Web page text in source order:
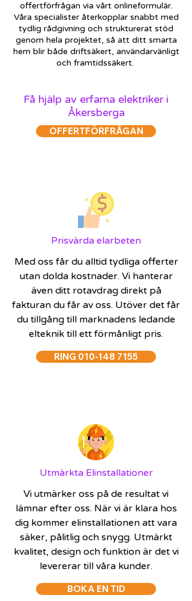
offertförfrågan via vårt onlineformulär.
Våra specialister återkopplar snabbt med
tydlig rådgivning och strukturerat stöd
genom hela projektet, så att ditt smarta
hem blir både driftsäkert, användarvänligt
och framtidssäkert.
Få hjälp av erfarna elektriker i
Åkersberga
OFFERTFÖRFRÅGAN
Prisvärda elarbeten
Med oss får du alltid tydliga offerter
utan dolda kostnader. Vi hanterar
även ditt rotavdrag direkt på
fakturan du får av oss. Utöver det får
du tillgång till marknadens ledande
elteknik till ett förmånligt pris.
RING 010-148 7155
Utmärkta Elinstallationer
Vi utmärker oss på de resultat vi
lämnar efter oss. När vi är klara hos
dig kommer elinstallationen att vara
säker, pålitlig och snygg. Utmärkt
kvalitet, design och funktion är det vi
levererar till våra kunder.
BOKA EN TID